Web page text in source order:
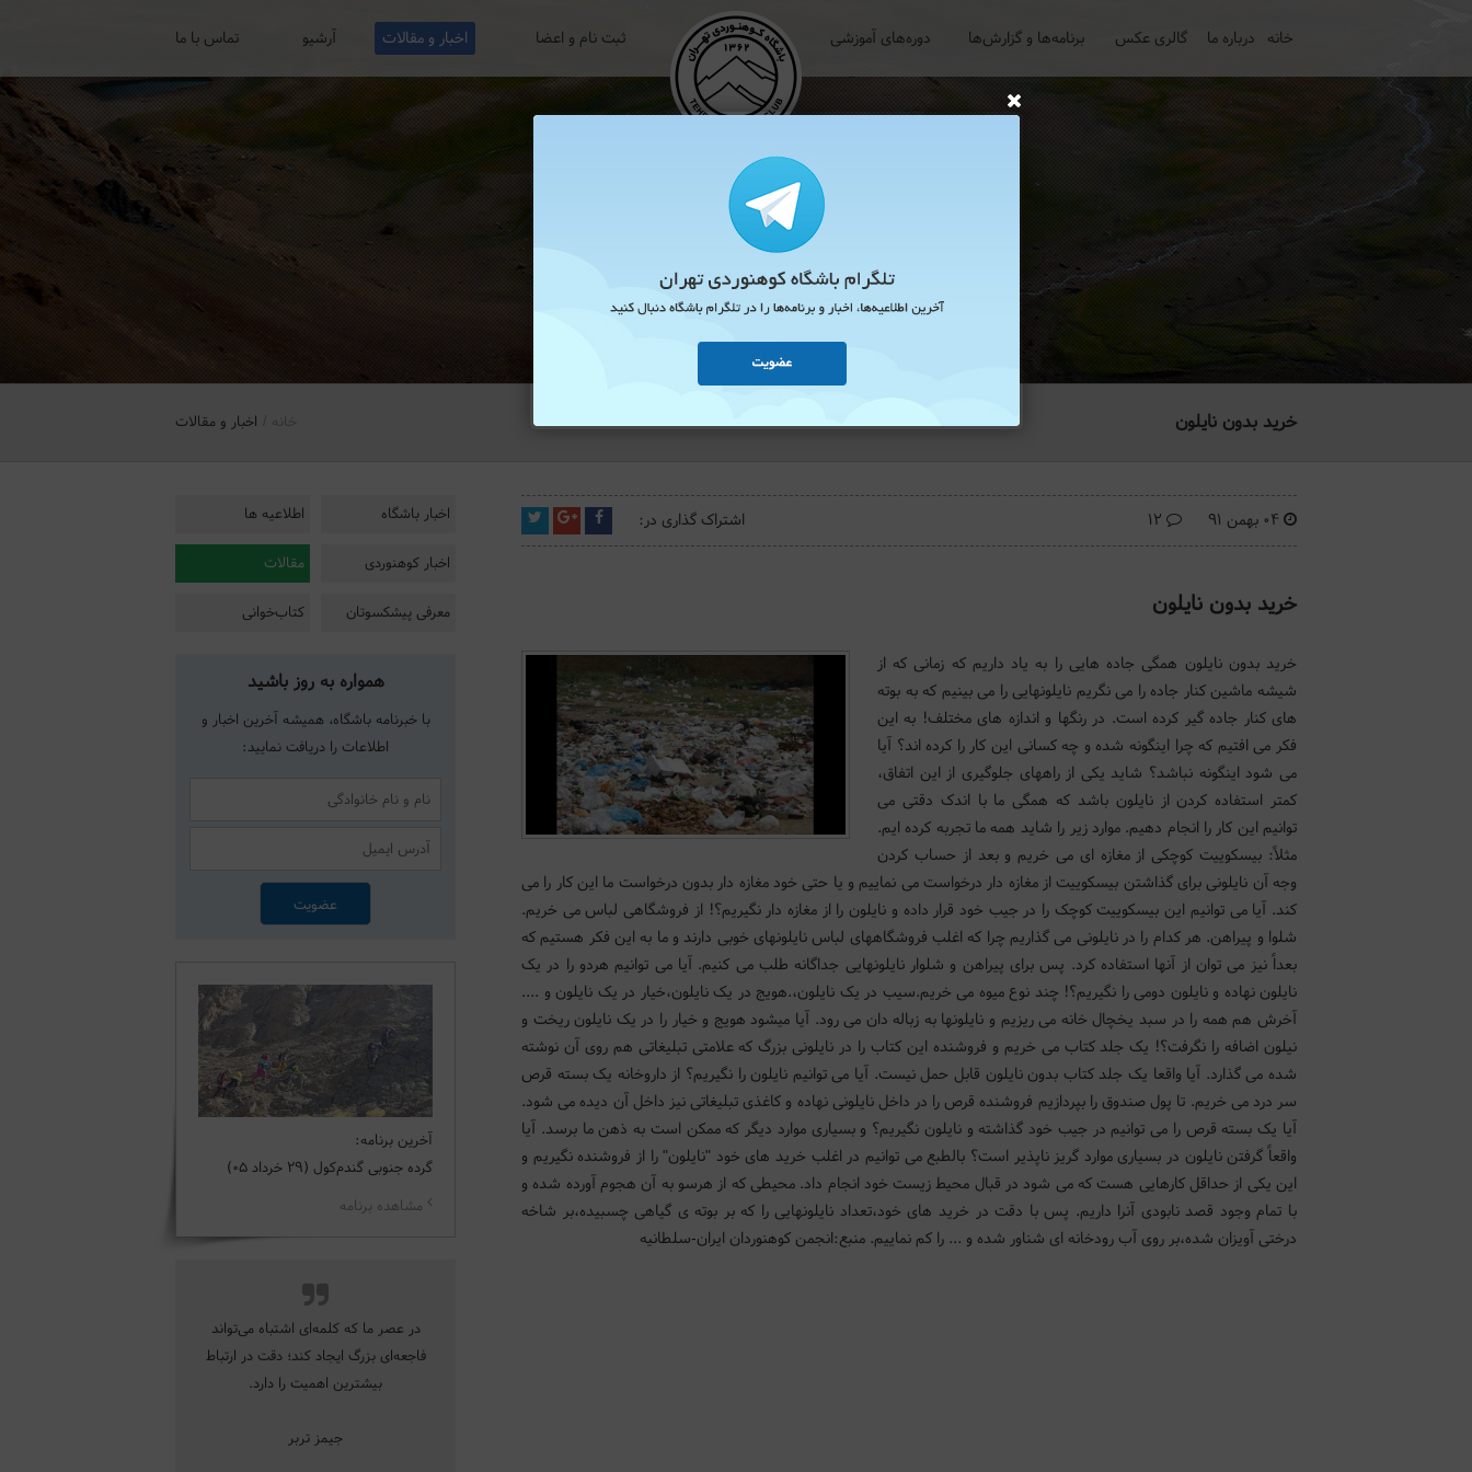
خانه درباره ما گالری عکس برنامه‌ها و گزارش‌ها دوره‌های آموزشی ثبت نام و اعضا اخبار و مقالات آرشیو تماس با ما
خرید بدون نایلون اخبار و مقالات
اخبار باشگاه اطلاعیه ها
اخبار کوهنوردی مقالات
معرفی پیشکسوتان کتاب‌خوانی
همواره به روز باشید
با خبرنامه باشگاه، همیشه آخرین اخبار و
اطلاعات را دریافت نمایید:
آخرین برنامه:
گرده جنوبی گندم‌کول (29 خرداد 05)
مشاهده برنامه
در عصر ما که کلمه‌ای اشتباه می‌تواند
فاجعه‌ای بزرگ ایجاد کند؛ دقت در ارتباط
بیشترین اهمیت را دارد.
جیمز تربر
04 بهمن 91 اشتراک گذاری در:
خرید بدون نایلون
خرید بدون نایلون همگی جاده هایی را به یاد داریم که زمانی که از
شیشه ماشین کنار جاده را می نگریم نایلونهایی را می بینیم که به بوته
های کنار جاده گیر کرده است. در رنگها و اندازه های مختلف! به این
فکر می افتیم که چرا اینگونه شده و چه کسانی این کار را کرده اند؟ آیا
می شود اینگونه نباشد؟ شاید یکی از راههای جلوگیری از این اتفاق،
کمتر استفاده کردن از نایلون باشد که همگی ما با اندک دقتی می
توانیم این کار را انجام دهیم. موارد زیر را شاید همه ما تجربه کرده ایم.
مثلاً: بیسکوییت کوچکی از مغازه ای می خریم و بعد از حساب کردن
وجه آن نایلونی برای گذاشتن بیسکوییت از مغازه دار درخواست می نماییم و یا حتی خود مغازه دار بدون درخواست ما این کار را می
کند. آیا می توانیم این بیسکوییت کوچک را در جیب خود قرار داده و نایلون را از مغازه دار نگیریم؟! از فروشگاهی لباس می خریم.
شلوا و پیراهن. هر کدام را در نایلونی می گذاریم چرا که اغلب فروشگاههای لباس نایلونهای خوبی دارند و ما به این فکر هستیم که
بعداً نیز می توان از آنها استفاده کرد. پس برای پیراهن و شلوار نایلونهایی جداگانه طلب می کنیم. آیا می توانیم هردو را در یک
نایلون نهاده و نایلون دومی را نگیریم؟! چند نوع میوه می خریم.سیب در یک نایلون،.هویج در یک نایلون،خیار در یک نایلون و ....
آخرش هم همه را در سبد یخچال خانه می ریزیم و نایلونها به زباله دان می رود. آیا میشود هویج و خیار را در یک نایلون ریخت و
نیلون اضافه را نگرفت؟! یک جلد کتاب می خریم و فروشنده این کتاب را در نایلونی بزرگ که علامتی تبلیغاتی هم روی آن نوشته
شده می گذارد. آیا واقعا یک جلد کتاب بدون نایلون قابل حمل نیست. آیا می توانیم نایلون را نگیریم؟ از داروخانه یک بسته قرص
سر درد می خریم. تا پول صندوق را بپردازیم فروشنده قرص را در داخل نایلونی نهاده و کاغذی تبلیغاتی نیز داخل آن دیده می شود.
آیا یک بسته قرص را می توانیم در جیب خود گذاشته و نایلون نگیریم؟ و بسیاری موارد دیگر که ممکن است به ذهن ما برسد. آیا
واقعاً گرفتن نایلون در بسیاری موارد گریز ناپذیر است؟ بالطبع می توانیم در اغلب خرید های خود "نایلون" را از فروشنده نگیریم و
این یکی از حداقل کارهایی هست که می شود در قبال محیط زیست خود انجام داد. محیطی که از هرسو به آن هجوم آورده شده و
با تمام وجود قصد نابودی آنرا داریم. پس با دقت در خرید های خود،تعداد نایلونهایی را که بر بوته ی گیاهی چسبیده،بر شاخه
درختی آویزان شده،بر روی آب رودخانه ای شناور شده و ... را کم نماییم. منبع:انجمن کوهنوردان ایران-سلطانیه